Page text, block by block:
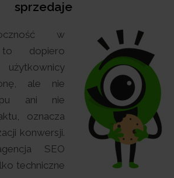
sprzedaje
w
to dopiero
ale nie
ani nie
oznacza
konwersji.
SEO
techniczne